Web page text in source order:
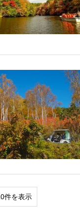
件を表示